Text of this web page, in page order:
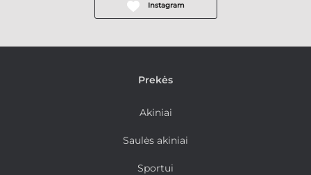
Instagram
Prekės
Akiniai
Saulės akiniai
Sportui